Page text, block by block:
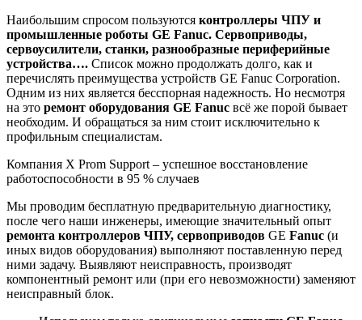
Наибольшим спросом пользуются контроллеры ЧПУ и
промышленные роботы GE Fanuc. Сервоприводы,
сервоусилители, станки, разнообразные периферийные
устройства…. Список можно продолжать долго, как и
перечислять преимущества устройств GE Fanuc Corporation.
Одним из них является бесспорная надежность. Но несмотря
на это ремонт оборудования GE Fanuc всё же порой бывает
необходим. И обращаться за ним стоит исключительно к
профильным специалистам.
Компания X Prom Support – успешное восстановление
работоспособности в 95 % случаев
Мы проводим бесплатную предварительную диагностику,
после чего наши инженеры, имеющие значительный опыт
ремонта контроллеров ЧПУ, сервоприводов GE Fanuc (и
иных видов оборудования) выполняют поставленную перед
ними задачу. Выявляют неисправность, производят
компонентный ремонт или (при его невозможности) заменяют
неисправный блок.